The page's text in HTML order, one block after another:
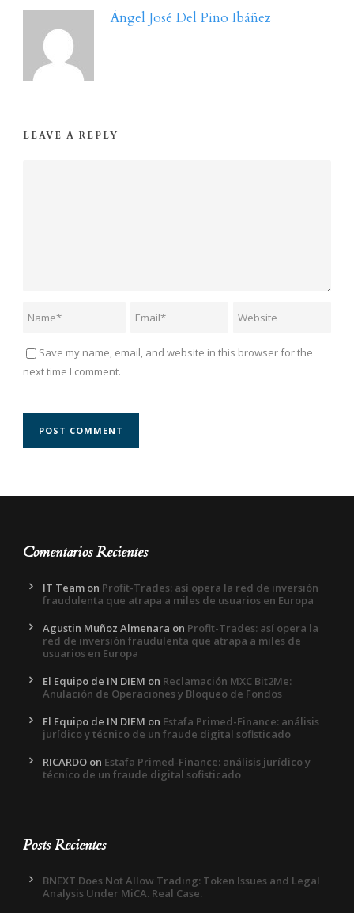
Ángel José Del Pino Ibáñez
LEAVE A REPLY
Save my name, email, and website in this browser for the
next time I comment.
Comentarios Recientes
IT Team on Profit-Trades: así opera la red de inversión
fraudulenta que atrapa a miles de usuarios en Europa
Agustin Muñoz Almenara on Profit-Trades: así opera la
red de inversión fraudulenta que atrapa a miles de
usuarios en Europa
El Equipo de IN DIEM on Reclamación MXC Bit2Me:
Anulación de Operaciones y Bloqueo de Fondos
El Equipo de IN DIEM on Estafa Primed-Finance: análisis
jurídico y técnico de un fraude digital sofisticado
RICARDO on Estafa Primed-Finance: análisis jurídico y
técnico de un fraude digital sofisticado
Posts Recientes
BNEXT Does Not Allow Trading: Token Issues and Legal
Analysis Under MiCA. Real Case.